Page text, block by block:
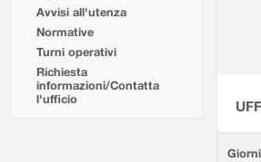
Avvisi all'utenza
Normative
Turni operativi
Richiesta
informazioni/Contatta
l'ufficio